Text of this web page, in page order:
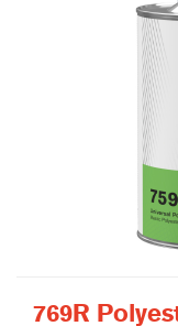
769R